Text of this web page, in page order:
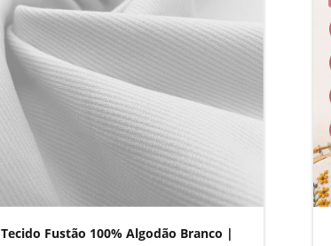
Tecido Fustão 100% Algodão Branco |